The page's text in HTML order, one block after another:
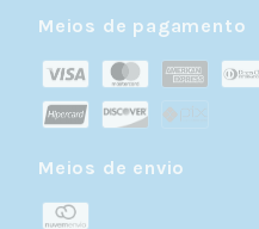
Meios de pagamento
Meios de envio